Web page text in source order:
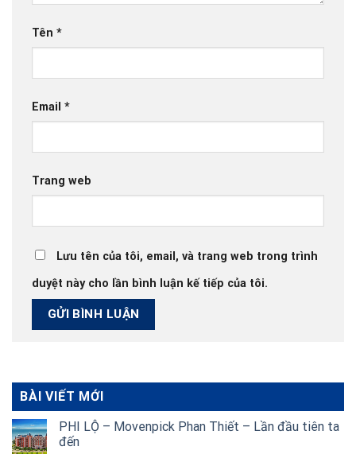
Tên *
Email *
Trang web
Lưu tên của tôi, email, và trang web trong trình
duyệt này cho lần bình luận kế tiếp của tôi.
BÀI VIẾT MỚI
PHI LỘ – Movenpick Phan Thiết – Lần đầu tiên ta
đến